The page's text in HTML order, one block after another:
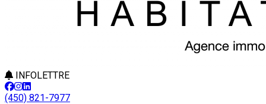
INFOLETTRE
(450) 821-7977